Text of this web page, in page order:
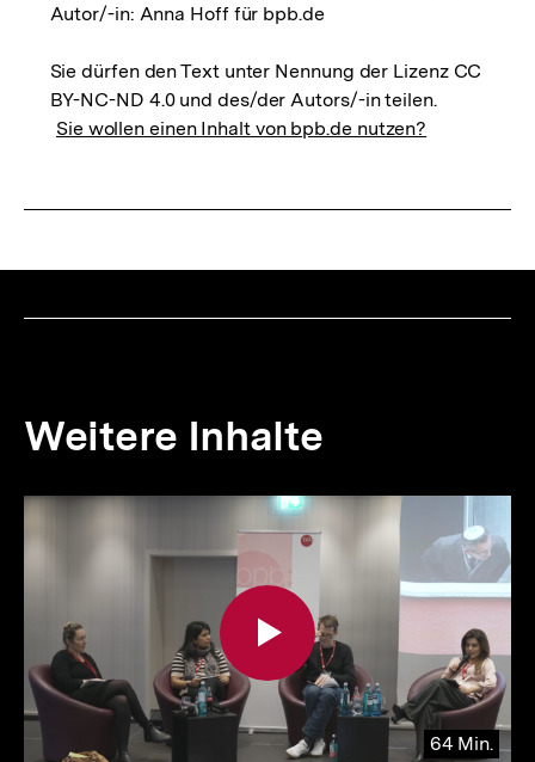
Autor/-in: Anna Hoff für bpb.de
Sie dürfen den Text unter Nennung der Lizenz CC
BY-NC-ND 4.0 und des/der Autors/-in teilen.
Sie wollen einen Inhalt von bpb.de nutzen?
Weitere Inhalte
Inhaltskarousell
Inhaltskarussell
64 Min.